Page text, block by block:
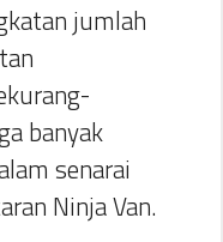
jumlah
banyak
senarai
Ninja Van.